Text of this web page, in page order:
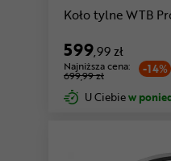
Koło tylne WTB
599,99 zł
-14%
Najniższa cena:
699,99 zł
U Ciebiew